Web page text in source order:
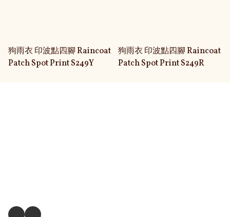
狗雨衣 印波點四腳 Raincoat
Patch Spot Print S249Y
狗雨衣 印波點四腳 Raincoat
Patch Spot Print S249R